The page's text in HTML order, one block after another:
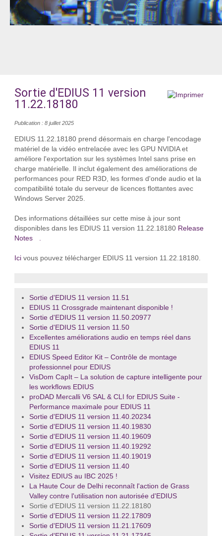
Sortie d'EDIUS 11 version
11.22.18180
Publication : 8 juillet 2025
EDIUS 11.22.18180 prend désormais en charge l'encodage
matériel de la vidéo entrelacée avec les GPU NVIDIA et
améliore l'exportation sur les systèmes Intel sans prise en
charge matérielle. Il inclut également des améliorations de
performances pour RED R3D, les formes d'onde audio et la
compatibilité totale du serveur de licences flottantes avec
Windows Server 2025.
Des informations détaillées sur cette mise à jour sont
disponibles dans les EDIUS 11 version 11.22.18180 Release
Notes
.
Icivous pouvez télécharger EDIUS 11 version 11.22.18180.
Sortie d'EDIUS 11 version 11.51
EDIUS 11 Crossgrade maintenant disponible !
Sortie d'EDIUS 11 version 11.50.20977
Sortie d'EDIUS 11 version 11.50
Excellentes améliorations audio en temps réel dans
EDIUS 11
EDIUS Speed Editor Kit – Contrôle de montage
professionnel pour EDIUS
VisDom CapIt – La solution de capture intelligente pour
les workflows EDIUS
proDAD Mercalli V6 SAL & CLI for EDIUS Suite -
Performance maximale pour EDIUS 11
Sortie d'EDIUS 11 version 11.40.20234
Sortie d'EDIUS 11 version 11.40.19830
Sortie d'EDIUS 11 version 11.40.19609
Sortie d'EDIUS 11 version 11.40.19292
Sortie d'EDIUS 11 version 11.40.19019
Sortie d'EDIUS 11 version 11.40
Visitez EDIUS au IBC 2025 !
La Haute Cour de Delhi reconnaît l'action de Grass
Valley contre l'utilisation non autorisée d'EDIUS
Sortie d'EDIUS 11 version 11.22.18180
Sortie d'EDIUS 11 version 11.22.17809
Sortie d'EDIUS 11 version 11.21.17609